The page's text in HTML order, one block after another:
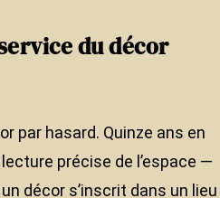
du décor
par hasard. Quinze ans en
précise de l’espace —
décor s’inscrit dans un lieu